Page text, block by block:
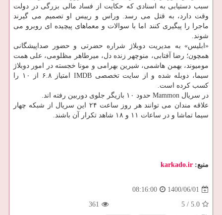
سبب دستیابی به اسنادی که حکایت از فساد مالی بزرگی در دولت
وقت دارد، به قتل می رسد. وراس و رییس او تصمیم می گیرند
ماجرا را پیگیری کنند اما با سوالات و معماهای پیچیده ای روبرو می
شوند.
«ابلیس» به مدیریت دوبلاژ شراره حضرتی و حضور صداپیشگانی
همچون؛ رضا آفتابی، منوچهر زنده دل، میرطاهر مظلومی، علی همت
مومیوند، بهمن هاشمی، شیرین بهرامی و مونا خجسته در امور دوبلاژ
سیما، دوبله شده و از سایت تخصصی IMDB امتیاز ۶.۸ از ۱۰ را
کسب کرده است.
در سریال Mammon حدود ۱۰ بازیگر جلوی دوربین رفته اند.
علاقه مندان می توانند هر روز ساعت ۲۴ این سریال از شبکه چهار
سیما تماشا و در ساعات ۱۱ و ۱۸ شاهد تکرار آن باشند.
منبع: karkado.ir
1400/06/01
08:16:00
5.0
/
5
361